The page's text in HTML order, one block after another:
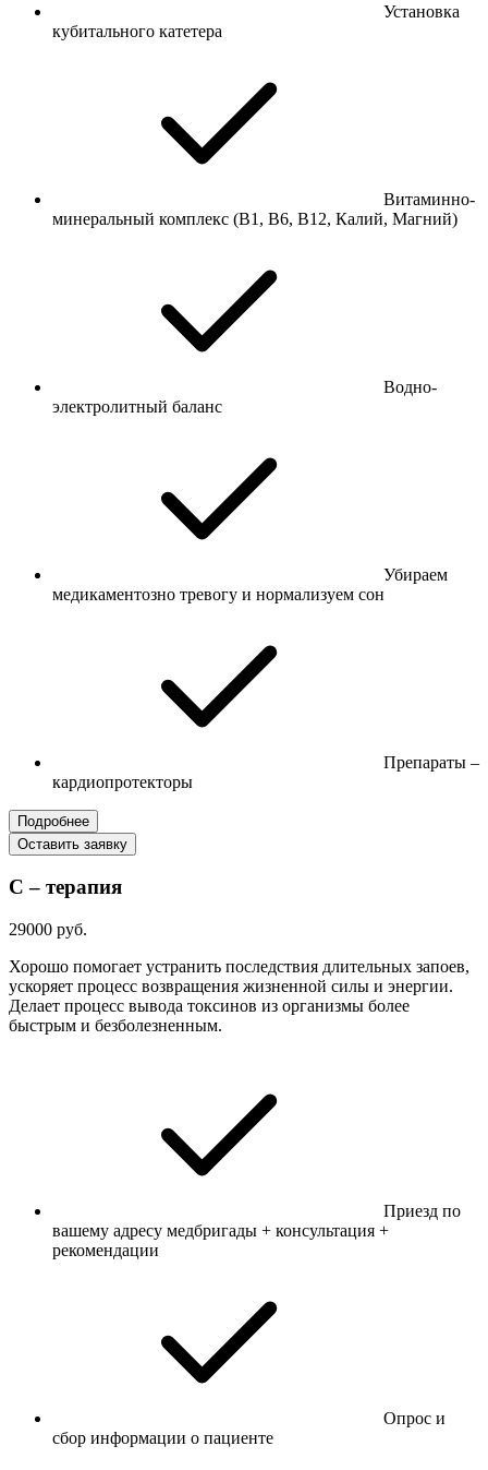
Установка
кубитального катетера
Витаминно-
минеральный комплекс (В1, В6, В12, Калий, Магний)
Водно-
электролитный баланс
Убираем
медикаментозно тревогу и нормализуем сон
Препараты –
кардиопротекторы
Подробнее
Оставить заявку
С – терапия
29000 руб.
Хорошо помогает устранить последствия длительных запоев,
ускоряет процесс возвращения жизненной силы и энергии.
Делает процесс вывода токсинов из организмы более
быстрым и безболезненным.
Приезд по
вашему адресу медбригады + консультация +
рекомендации
Опрос и
сбор информации о пациенте